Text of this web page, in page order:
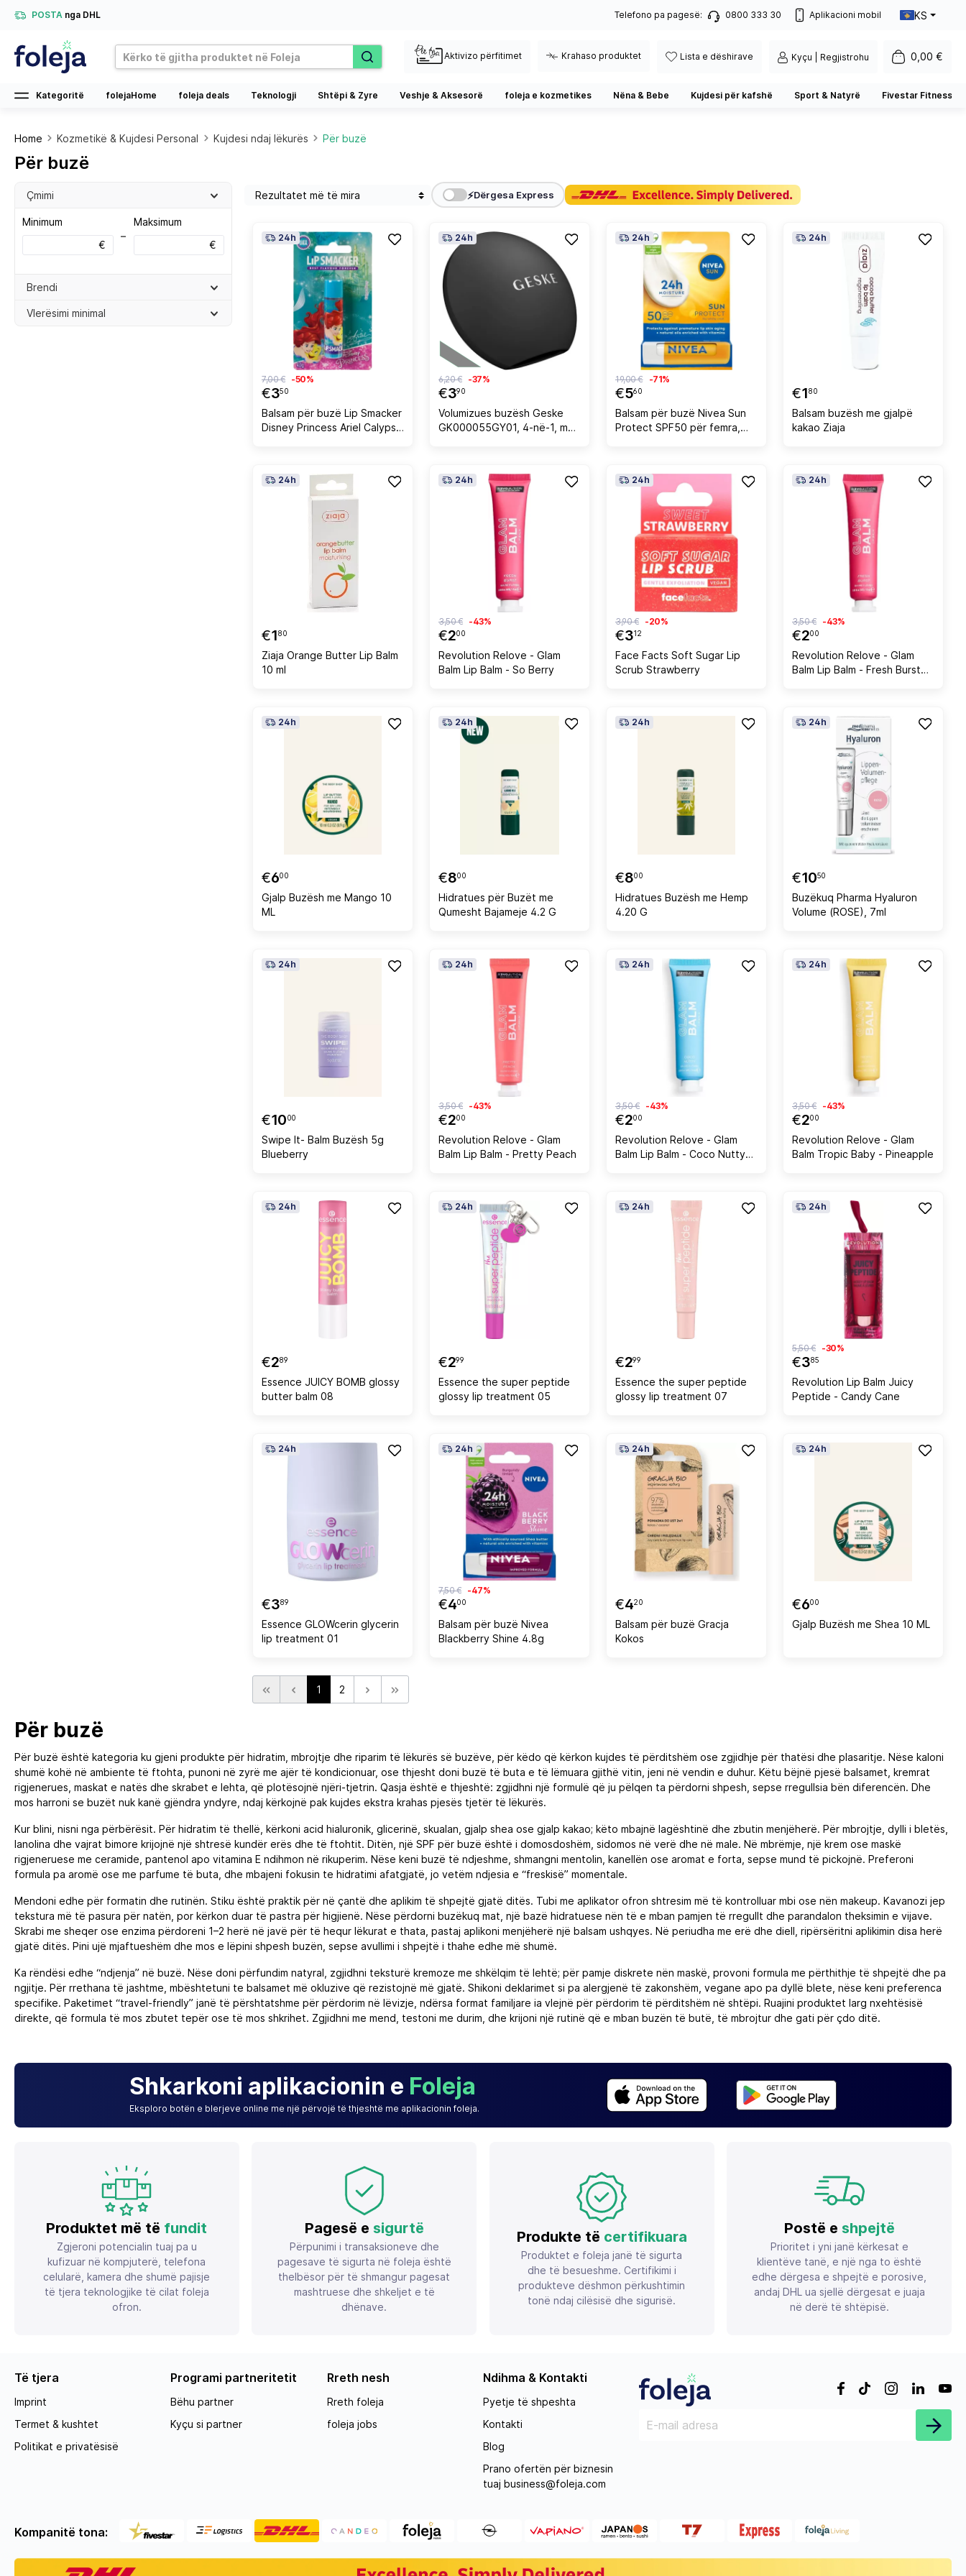
POSTA nga DHL Telefono pa pagesë: 0800 333 30 Aplikacioni mobil KS
Aktivizo përfitimet Krahaso produktet Lista e dëshirave Kyçu | Regjistrohu 0,00 €
Kategoritë folejaHome foleja deals Teknologji Shtëpi & Zyre Veshje & Aksesorë foleja e kozmetikes Nëna & Bebe Kujdesi për kafshë Sport & Natyrë Fivestar Fitness
Home Kozmetikë & Kujdesi Personal Kujdesi ndaj lëkurës Për buzë
Për buzë
Brendi
Çmimi
Minimum
€
–
Maksimum
€
Vlerësimi minimal
⚡Dërgesa Express
24h
€350
7,00 € -50%
Balsam për buzë Lip Smacker
Disney Princess Ariel Calypso
24h
€390
6,20 € -37%
Volumizues buzësh Geske
GK000055GY01, 4-në-1, me
24h
€560
19,00 € -71%
Balsam për buzë Nivea Sun
Protect SPF50 për femra,
24h
€180
Balsam buzësh me gjalpë
kakao Ziaja
24h
€180
Ziaja Orange Butter Lip Balm
10 ml
24h
€200
3,50 € -43%
Revolution Relove - Glam
Balm Lip Balm - So Berry
24h
€312
3,90 € -20%
Face Facts Soft Sugar Lip
Scrub Strawberry
24h
€200
3,50 € -43%
Revolution Relove - Glam
Balm Lip Balm - Fresh Burst
24h
€600
Gjalp Buzësh me Mango 10
ML
24h
€800
Hidratues për Buzët me
Qumesht Bajameje 4.2 G
24h
€800
Hidratues Buzësh me Hemp
4.20 G
24h
€1050
Buzëkuq Pharma Hyaluron
Volume (ROSE), 7ml
24h
€1000
Swipe It- Balm Buzësh 5g
Blueberry
24h
€200
3,50 € -43%
Revolution Relove - Glam
Balm Lip Balm - Pretty Peach
24h
€200
3,50 € -43%
Revolution Relove - Glam
Balm Lip Balm - Coco Nutty
24h
€200
3,50 € -43%
Revolution Relove - Glam
Balm Tropic Baby - Pineapple
24h
€289
Essence JUICY BOMB glossy
butter balm 08
24h
€299
Essence the super peptide
glossy lip treatment 05
24h
€299
Essence the super peptide
glossy lip treatment 07
24h
€385
5,50 € -30%
Revolution Lip Balm Juicy
Peptide - Candy Cane
24h
€389
Essence GLOWcerin glycerin
lip treatment 01
24h
€400
7,50 € -47%
Balsam për buzë Nivea
Blackberry Shine 4.8g
24h
€420
Balsam për buzë Gracja
Kokos
24h
€600
Gjalp Buzësh me Shea 10 ML
1 2
Për buzë
Për buzë është kategoria ku gjeni produkte për hidratim, mbrojtje dhe riparim të lëkurës së buzëve, për këdo që kërkon kujdes të përditshëm ose zgjidhje për thatësi dhe plasaritje. Nëse kaloni
shumë kohë në ambiente të ftohta, punoni në zyrë me ajër të kondicionuar, ose thjesht doni buzë të buta e të lëmuara gjithë vitin, jeni në vendin e duhur. Këtu bëjnë pjesë balsamet, kremrat
rigjenerues, maskat e natës dhe skrabet e lehta, që plotësojnë njëri‑tjetrin. Qasja është e thjeshtë: zgjidhni një formulë që ju pëlqen ta përdorni shpesh, sepse rregullsia bën diferencën. Dhe
mos harroni se buzët nuk kanë gjëndra yndyre, ndaj kërkojnë pak kujdes ekstra krahas pjesës tjetër të lëkurës.
Kur blini, nisni nga përbërësit. Për hidratim të thellë, kërkoni acid hialuronik, glicerinë, skualan, gjalp shea ose gjalp kakao; këto mbajnë lagështinë dhe zbutin menjëherë. Për mbrojtje, dylli i bletës,
lanolina dhe vajrat bimore krijojnë një shtresë kundër erës dhe të ftohtit. Ditën, një SPF për buzë është i domosdoshëm, sidomos në verë dhe në male. Në mbrëmje, një krem ose maskë
rigjeneruese me ceramide, pantenol apo vitamina E ndihmon në rikuperim. Nëse keni buzë të ndjeshme, shmangni mentolin, kanellën ose aromat e forta, sepse mund të pickojnë. Preferoni
formula pa aromë ose me parfume të buta, dhe mbajeni fokusin te hidratimi afatgjatë, jo vetëm ndjesia e “freskisë” momentale.
Mendoni edhe për formatin dhe rutinën. Stiku është praktik për në çantë dhe aplikim të shpejtë gjatë ditës. Tubi me aplikator ofron shtresim më të kontrolluar mbi ose nën makeup. Kavanozi jep
tekstura më të pasura për natën, por kërkon duar të pastra për higjienë. Nëse përdorni buzëkuq mat, një bazë hidratuese nën të e mban pamjen të rregullt dhe parandalon theksimin e vijave.
Skrabi me sheqer ose enzima përdoreni 1–2 herë në javë për të hequr lëkurat e thata, pastaj aplikoni menjëherë një balsam ushqyes. Në periudha me erë dhe diell, ripërsëritni aplikimin disa herë
gjatë ditës. Pini ujë mjaftueshëm dhe mos e lëpini shpesh buzën, sepse avullimi i shpejtë i thahe edhe më shumë.
Ka rëndësi edhe “ndjenja” në buzë. Nëse doni përfundim natyral, zgjidhni teksturë kremoze me shkëlqim të lehtë; për pamje diskrete nën maskë, provoni formula me përthithje të shpejtë dhe pa
ngjitje. Për rrethana të jashtme, mbështetuni te balsamet më okluzive që rezistojnë më gjatë. Shikoni deklarimet si pa alergjenë të zakonshëm, vegane apo pa dyllë blete, nëse keni preferenca
specifike. Paketimet “travel‑friendly” janë të përshtatshme për përdorim në lëvizje, ndërsa format familjare ia vlejnë për përdorim të përditshëm në shtëpi. Ruajini produktet larg nxehtësisë
direkte, që formula të mos zbutet tepër ose të mos shkrihet. Zgjidhni me mend, testoni me durim, dhe krijoni një rutinë që e mban buzën të butë, të mbrojtur dhe gati për çdo ditë.
Shkarkoni aplikacionin e Foleja
Eksploro botën e blerjeve online me një përvojë të thjeshtë me aplikacionin foleja.
Produktet më të fundit
Zgjeroni potencialin tuaj pa u
kufizuar në kompjuterë, telefona
celularë, kamera dhe shumë pajisje
të tjera teknologjike të cilat foleja
ofron.
Pagesë e sigurtë
Përpunimi i transaksioneve dhe
pagesave të sigurta në foleja është
thelbësor për të shmangur pagesat
mashtruese dhe shkeljet e të
dhënave.
Produkte të certifikuara
Produktet e foleja janë të sigurta
dhe të besueshme. Certifikimi i
produkteve dëshmon përkushtimin
tonë ndaj cilësisë dhe sigurisë.
Postë e shpejtë
Prioritet i yni janë kërkesat e
klientëve tanë, e një nga to është
edhe dërgesa e shpejtë e porosive,
andaj DHL ua sjellë dërgesat e juaja
në derë të shtëpisë.
Të tjera
Imprint
Termet & kushtet
Politikat e privatësisë
Programi partneritetit
Bëhu partner
Kyçu si partner
Rreth nesh
Rreth foleja
foleja jobs
Ndihma & Kontakti
Pyetje të shpeshta
Kontakti
Blog
Prano ofertën për biznesin
tuaj business@foleja.com
Kompanitë tona: